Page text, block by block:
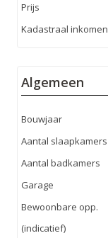
Prijs
Kadastraal inkomen
Algemeen
Bouwjaar
Aantal slaapkamers
Aantal badkamers
Garage
Bewoonbare opp.
(indicatief)